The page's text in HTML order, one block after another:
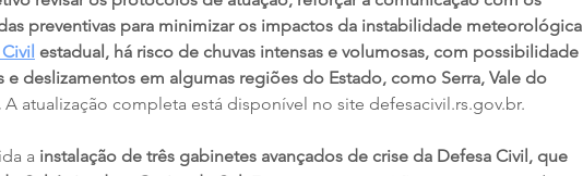
preventivas para minimizar os impactos da instabilidade meteorológica
estadual, há risco de chuvas intensas e volumosas, com possibilidade
e deslizamentos em algumas regiões do Estado, como Serra, Vale do
A atualização completa está disponível no site defesacivil.rs.gov.br.
a instalação de três gabinetes avançados de crise da Defesa Civil, que